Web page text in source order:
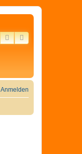
SUCHEERWEITERTE
Anmelden